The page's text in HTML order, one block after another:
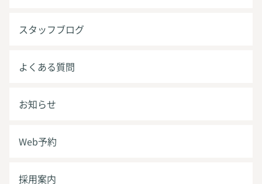
スタッフブログ
よくある質問
お知らせ
Web予約
採用案内